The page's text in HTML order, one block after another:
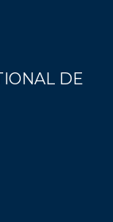
DE